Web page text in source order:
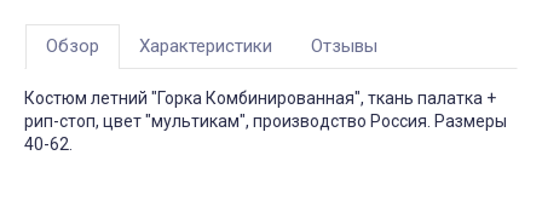
Обзор Характеристики Отзывы
Костюм летний "Горка Комбинированная", ткань палатка +
рип-стоп, цвет "мультикам", производство Россия. Размеры
40-62.